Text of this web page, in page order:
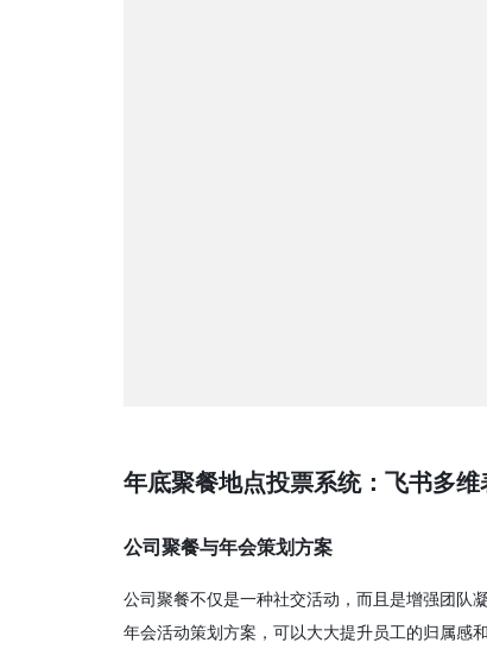
年底聚餐地点投票系统：飞书多
公司聚餐与年会策划方案
公司聚餐不仅是一种社交活动，而且是增强团队
年会活动策划方案，可以大大提升员工的归属感